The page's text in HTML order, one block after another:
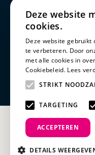
Wetgeving
Clubreglement
Privacy statement
Disclaimer
Deze website
cookies.
Deze website gebruikt
te verbeteren. Door
met alle cookies in
Cookiebeleid. Lees
STRIKT
TARGETING
ACCEPTEREN
DETAILS